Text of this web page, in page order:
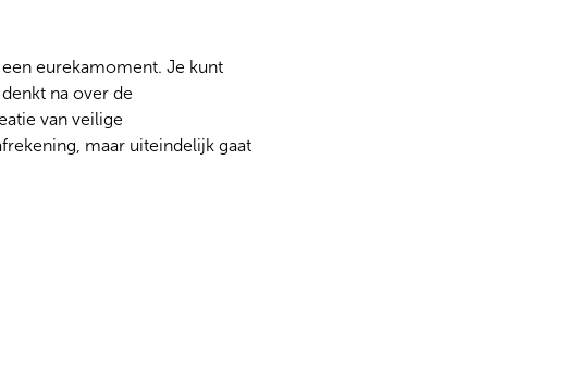
eurekamoment. Je kunt
na over de
van veilige
maar uiteindelijk gaat